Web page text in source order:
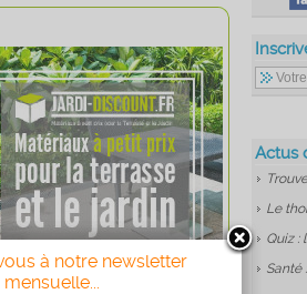
Actus
Le
Quiz :
Santé
à notre newsletter
mensuelle...